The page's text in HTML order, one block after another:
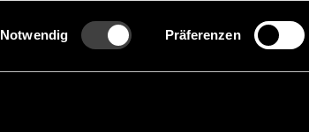
Einwilligungsauswahl
Notwendig Präferenzen
Akkus & Batterien Batterien Li-